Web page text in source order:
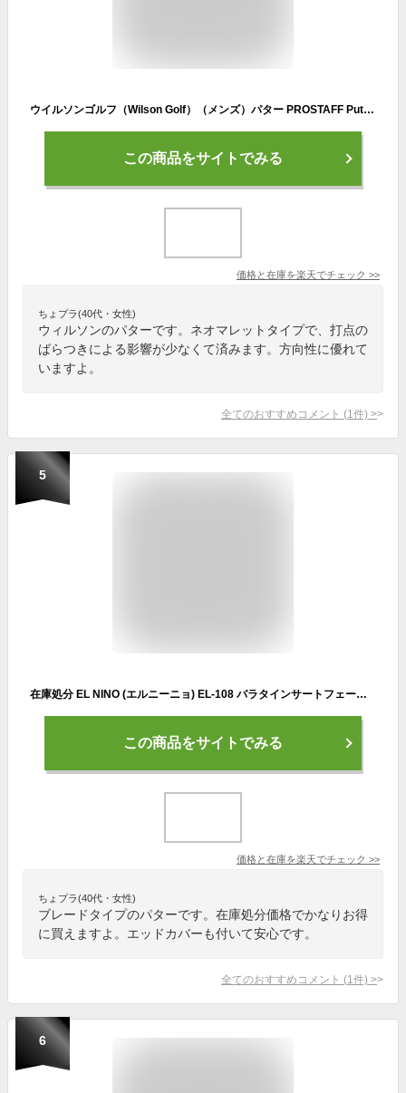
ウイルソンゴルフ（Wilson Golf）（メンズ）パター PROSTAFF Putter HORN ネオマレットタイプ (ロフト3度) スチールシャフト
この商品をサイトでみる
価格と在庫を楽天でチェック >>
ちょプラ(40代・女性)
ウィルソンのパターです。ネオマレットタイプで、打点の
ばらつきによる影響が少なくて済みます。方向性に優れて
いますよ。
全てのおすすめコメント (1 件) >
5
在庫処分 EL NINO (エルニーニョ) EL-108 バラタインサートフェース ブレード パター 【広田ゴルフ】【ブレードタイプ】
この商品をサイトでみる
価格と在庫を楽天でチェック >>
ちょプラ(40代・女性)
ブレードタイプのパターです。在庫処分価格でかなりお得
に買えますよ。エッドカバーも付いて安心です。
全てのおすすめコメント (1 件) >
6